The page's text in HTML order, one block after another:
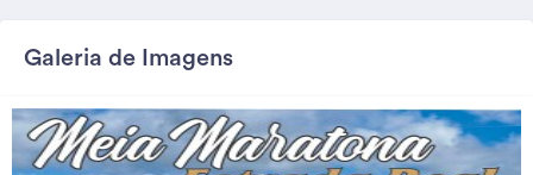
Galeria de Imagens